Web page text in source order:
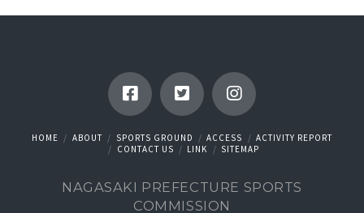
HOME ABOUT SPORTS GROUND ACCESS
ACTIVITY REPORT
CONTACT US
LINK SITEMAP
NAGASAKI PREFECTURE SPORTS
COMMISSION